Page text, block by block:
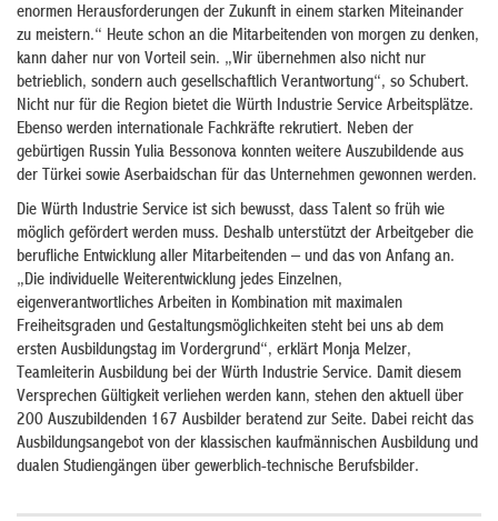
enormen Herausforderungen der Zukunft in einem starken Miteinander
zu meistern.“ Heute schon an die Mitarbeitenden von morgen zu denken,
kann daher nur von Vorteil sein. „Wir übernehmen also nicht nur
betrieblich, sondern auch gesellschaftlich Verantwortung“, so Schubert.
Nicht nur für die Region bietet die Würth Industrie Service Arbeitsplätze.
Ebenso werden internationale Fachkräfte rekrutiert. Neben der
gebürtigen Russin Yulia Bessonova konnten weitere Auszubildende aus
der Türkei sowie Aserbaidschan für das Unternehmen gewonnen werden.
Die Würth Industrie Service ist sich bewusst, dass Talent so früh wie
möglich gefördert werden muss. Deshalb unterstützt der Arbeitgeber die
berufliche Entwicklung aller Mitarbeitenden – und das von Anfang an.
„Die individuelle Weiterentwicklung jedes Einzelnen,
eigenverantwortliches Arbeiten in Kombination mit maximalen
Freiheitsgraden und Gestaltungsmöglichkeiten steht bei uns ab dem
ersten Ausbildungstag im Vordergrund“, erklärt Monja Melzer,
Teamleiterin Ausbildung bei der Würth Industrie Service. Damit diesem
Versprechen Gültigkeit verliehen werden kann, stehen den aktuell über
200 Auszubildenden 167 Ausbilder beratend zur Seite. Dabei reicht das
Ausbildungsangebot von der klassischen kaufmännischen Ausbildung und
dualen Studiengängen über gewerblich-technische Berufsbilder.